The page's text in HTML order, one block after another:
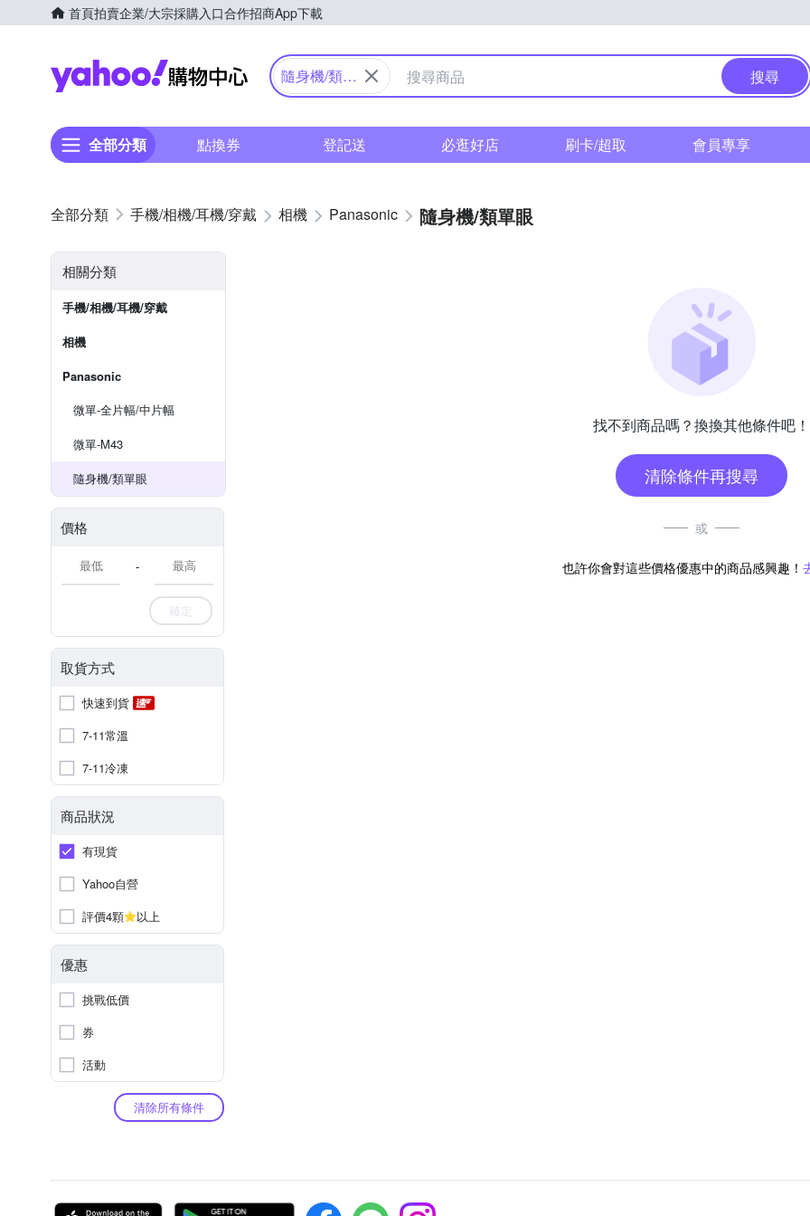
首頁拍賣企業/大宗採購入口合作招商App下載
Yahoo購物中心
隨身機/類單
搜尋
全部分類 點換券 登記送 必逛好店 刷卡/超取 會員專享
手機/相機/耳機/穿戴 相機 Panasonic 隨身機/類單眼
相關分類
手機/相機/耳機/穿戴
相機
Panasonic
微單-全片幅/中片幅
微單-M43
隨身機/類單眼
價格
-
確定
取貨方式
快速到貨
7-11常溫
7-11冷凍
商品狀況
有現貨
Yahoo自營
評價4顆
以上
優惠
挑戰低價
券
活動
清除所有條件
找不到商品嗎？換換其他條件吧！
清除條件再搜尋
或
也許你會對這些價格優惠中的商品感興趣！